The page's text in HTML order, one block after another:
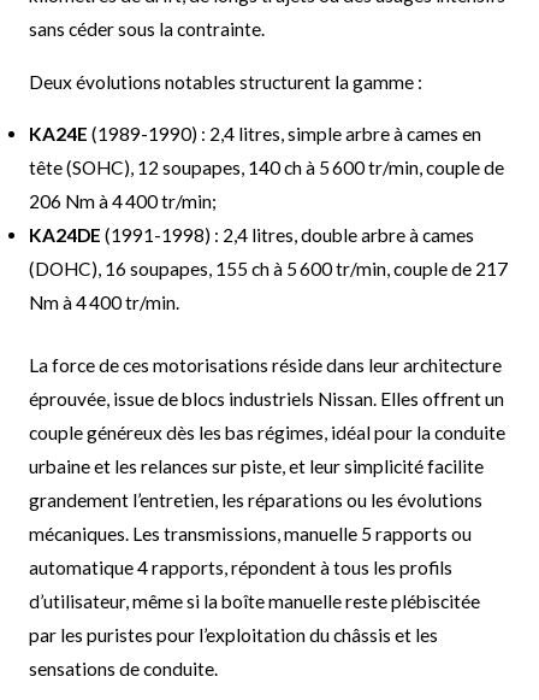
sans céder sous la contrainte.
Deux évolutions notables structurent la gamme :
KA24E (1989-1990) : 2,4 litres, simple arbre à cames en
tête (SOHC), 12 soupapes, 140 ch à 5 600 tr/min, couple de
206 Nm à 4 400 tr/min;
KA24DE (1991-1998) : 2,4 litres, double arbre à cames
(DOHC), 16 soupapes, 155 ch à 5 600 tr/min, couple de 217
Nm à 4 400 tr/min.
La force de ces motorisations réside dans leur architecture
éprouvée, issue de blocs industriels Nissan. Elles offrent un
couple généreux dès les bas régimes, idéal pour la conduite
urbaine et les relances sur piste, et leur simplicité facilite
grandement l’entretien, les réparations ou les évolutions
mécaniques. Les transmissions, manuelle 5 rapports ou
automatique 4 rapports, répondent à tous les profils
d’utilisateur, même si la boîte manuelle reste plébiscitée
par les puristes pour l’exploitation du châssis et les
sensations de conduite.